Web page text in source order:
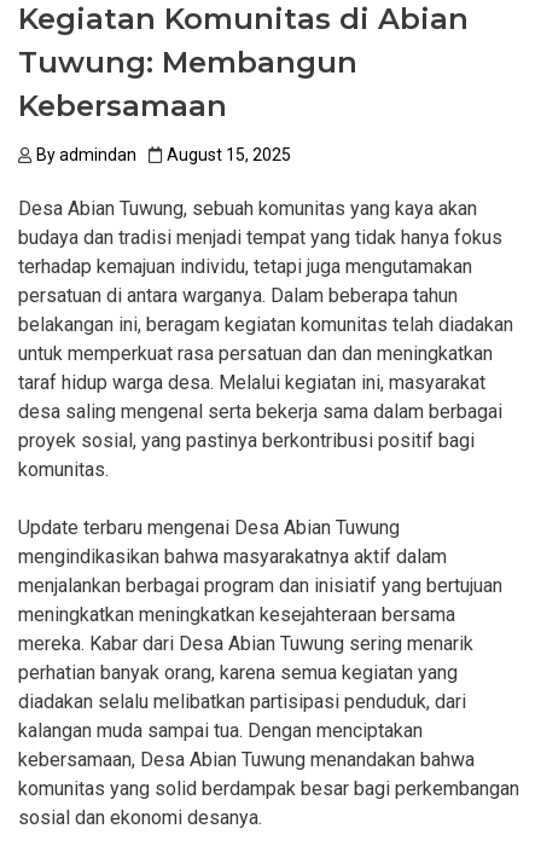
Kegiatan Komunitas di Abian
Tuwung: Membangun
Kebersamaan
Byadmindan August 15, 2025
Desa Abian Tuwung, sebuah komunitas yang kaya akan
budaya dan tradisi menjadi tempat yang tidak hanya fokus
terhadap kemajuan individu, tetapi juga mengutamakan
persatuan di antara warganya. Dalam beberapa tahun
belakangan ini, beragam kegiatan komunitas telah diadakan
untuk memperkuat rasa persatuan dan dan meningkatkan
taraf hidup warga desa. Melalui kegiatan ini, masyarakat
desa saling mengenal serta bekerja sama dalam berbagai
proyek sosial, yang pastinya berkontribusi positif bagi
komunitas.
Update terbaru mengenai Desa Abian Tuwung
mengindikasikan bahwa masyarakatnya aktif dalam
menjalankan berbagai program dan inisiatif yang bertujuan
meningkatkan meningkatkan kesejahteraan bersama
mereka. Kabar dari Desa Abian Tuwung sering menarik
perhatian banyak orang, karena semua kegiatan yang
diadakan selalu melibatkan partisipasi penduduk, dari
kalangan muda sampai tua. Dengan menciptakan
kebersamaan, Desa Abian Tuwung menandakan bahwa
komunitas yang solid berdampak besar bagi perkembangan
sosial dan ekonomi desanya.